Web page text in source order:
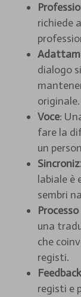
richiede
dialogo
originale.
Voce:
fare la
un
labiale è
sembri
una
che
registi.
Feedback
registi e